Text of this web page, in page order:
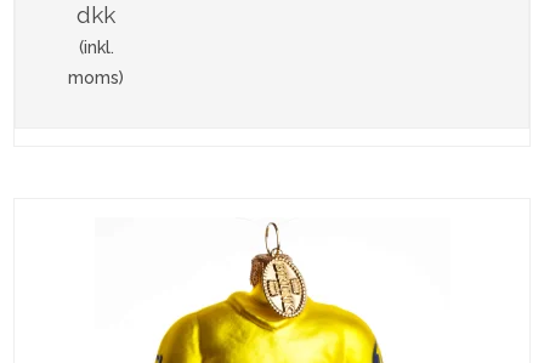
dkk
(inkl.
moms)